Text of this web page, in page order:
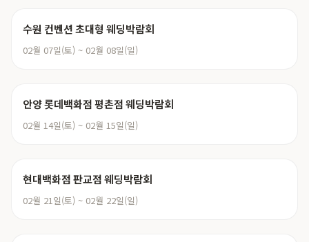
수원 컨벤션 초대형 웨딩박람회
02월 07일(토) ~ 02월 08일(일)
안양 롯데백화점 평촌점 웨딩박람회
02월 14일(토) ~ 02월 15일(일)
현대백화점 판교점 웨딩박람회
02월 21일(토) ~ 02월 22일(일)